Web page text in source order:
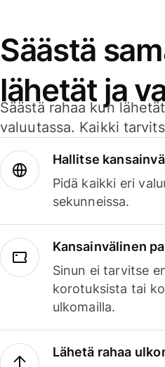
Säästä
lähetät ja
Säästä rahaa kun
valuutassa. Kaikki
Hallitse
Pidä kaikki eri
sekunneissa.
Kansainvälinen
Sinun ei tarvitse
korotuksista tai
ulkomailla.
Lähetä rahaa